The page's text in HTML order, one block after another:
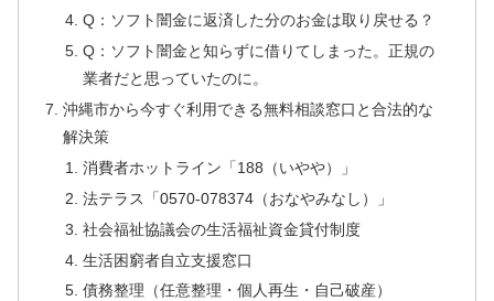
Q：ソフト闇金に返済した分のお金は取り戻せる？
Q：ソフト闇金と知らずに借りてしまった。正規の
業者だと思っていたのに。
沖縄市から今すぐ利用できる無料相談窓口と合法的な
解決策
消費者ホットライン「188（いやや）」
法テラス「0570-078374（おなやみなし）」
社会福祉協議会の生活福祉資金貸付制度
生活困窮者自立支援窓口
債務整理（任意整理・個人再生・自己破産）